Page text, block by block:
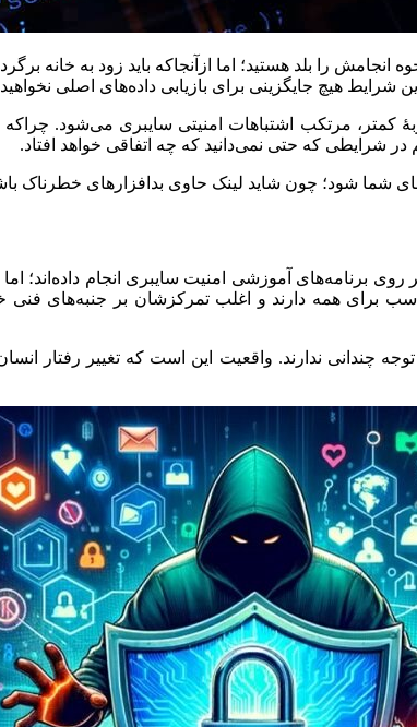
انجامش را بلد هستید؛ اما ازآنجاکه باید زود به
هیچ جایگزینی برای بازیابی داده‌های اصلی
کمتر، مرتکب اشتباهات امنیتی سایبری می‌شود. چراکه
شرایطی که حتی نمی‌دانید که چه اتفاقی خواهد افتاد.
شما شود؛ چون شاید لینک حاوی بدافزارهای خطرناک
آموزشی امنیت سایبری انجام داده‌اند؛ اما
برای همه دارند و اغلب تمرکزشان بر جنبه‌های
چندانی ندارند. واقعیت این است که تغییر رفتار